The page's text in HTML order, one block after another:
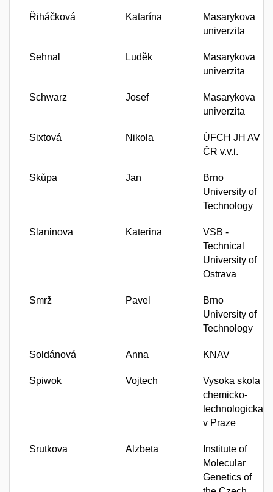
Řiháčková Katarína
Masarykova
univerzita
Sehnal Luděk
Masarykova
univerzita
Schwarz Josef
Masarykova
univerzita
Sixtová Nikola
ÚFCH JH AV
ČR v.v.i.
Skůpa Jan
Brno
University of
Technology
Slaninova Katerina
VSB -
Technical
University of
Ostrava
Smrž Pavel
Brno
University of
Technology
Soldánová Anna KNAV
Spiwok Vojtech
Vysoka skola
chemicko-
technologicka
v Praze
Srutkova Alzbeta
Institute of
Molecular
Genetics of